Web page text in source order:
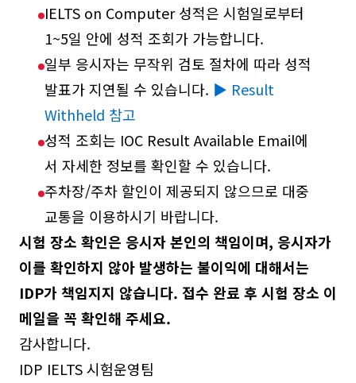
IELTS on Computer 성적은 시험일로부터
1~5일 안에 성적 조회가 가능합니다.
일부 응시자는 무작위 검토 절차에 따라 성적
발표가 지연될 수 있습니다. ▶ Result
Withheld 참고
성적 조회는 IOC Result Available Email에
서 자세한 정보를 확인할 수 있습니다.
주차장/주차 할인이 제공되지 않으므로 대중
교통을 이용하시기 바랍니다.
시험 장소 확인은 응시자 본인의 책임이며, 응시자가
이를 확인하지 않아 발생하는 불이익에 대해서는
IDP가 책임지지 않습니다. 접수 완료 후 시험 장소 이
메일을 꼭 확인해 주세요.
감사합니다.
IDP IELTS 시험운영팀